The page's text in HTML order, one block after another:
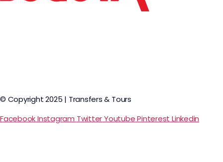
© Copyright 2025 | Transfers & Tours
FacebookInstagram TwitterYoutubePinterest Linkedin